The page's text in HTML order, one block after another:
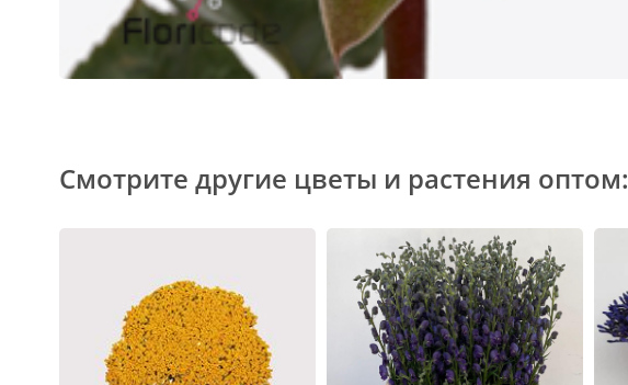
Смотрите другие цветы и растения оптом: